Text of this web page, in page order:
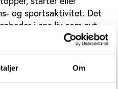
Om
og sportsaktivitet. Det
i ens liv som nyt
forhold i og
2020 er
med fokus på